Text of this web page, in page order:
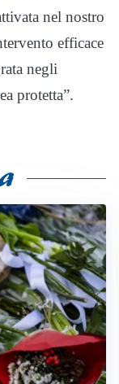
nel nostro
efficace
negli
protetta”.